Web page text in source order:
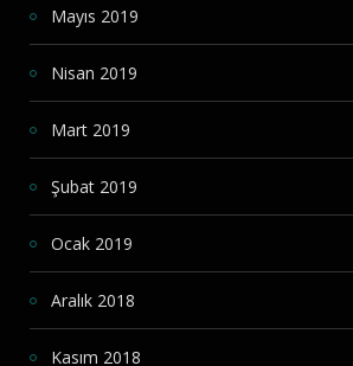
Mayıs 2019
Nisan 2019
Mart 2019
Şubat 2019
Ocak 2019
Aralık 2018
Kasım 2018